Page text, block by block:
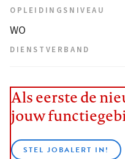
OPLEIDINGSNIVEAU
WO
DIENSTVERBAND
Als eerste de
jouw
STEL JOBALERT IN!